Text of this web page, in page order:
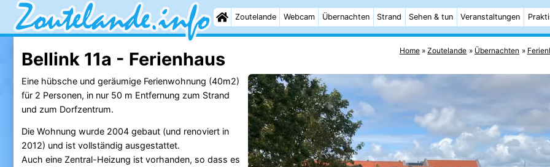
Zoutelande Webcam Übernachten Strand Sehen & tun Veranstaltungen
Home Zoutelande Übernachten
Bellink 11a - Ferienhaus
Eine hübsche und geräumige Ferienwohnung (40m2)
für 2 Personen, in nur 50 m Entfernung zum Strand
und zum Dorfzentrum.
Die Wohnung wurde 2004 gebaut (und renoviert in
2012) und ist vollständig ausgestattet.
Auch eine Zentral-Heizung ist vorhanden, so dass es